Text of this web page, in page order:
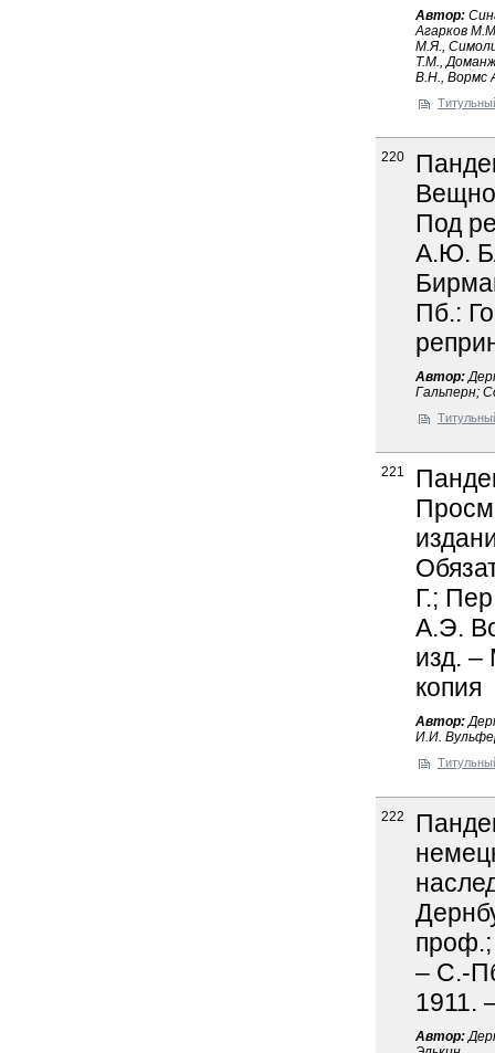
Автор:
Агарков
М.Я.,
Т.М.,
В.Н., Вормс
220
Под
А.Ю.
Пб.:
Автор:
Гальперн;
221
Г.;
А.Э.
изд. –
копия
Автор:
И.И.
222
проф.;
– С.-
1911.
Автор: